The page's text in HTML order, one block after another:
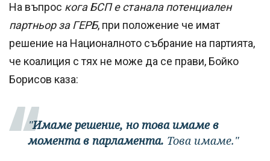
На въпрос кога БСП е станала потенциален
партньор за ГЕРБ, при положение че имат
решение на Националното събрание на партията,
че коалиция с тях не може да се прави, Бойко
Борисов каза:
"Имаме решение, но това имаме в
момента в парламента. Това имаме."